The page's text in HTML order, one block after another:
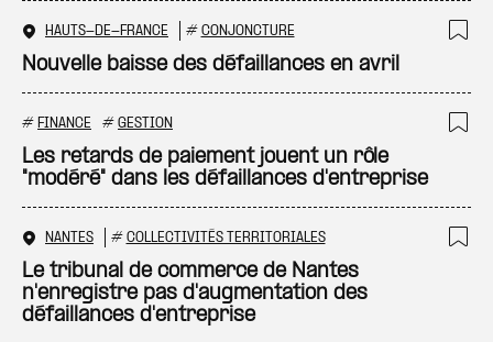
HAUTS-DE-FRANCE # CONJONCTURE
Nouvelle baisse des défaillances en avril
# FINANCE # GESTION
Les retards de paiement jouent un rôle
"modéré" dans les défaillances d'entreprise
NANTES # COLLECTIVITÉS TERRITORIALES
Le tribunal de commerce de Nantes
n'enregistre pas d'augmentation des
défaillances d'entreprise